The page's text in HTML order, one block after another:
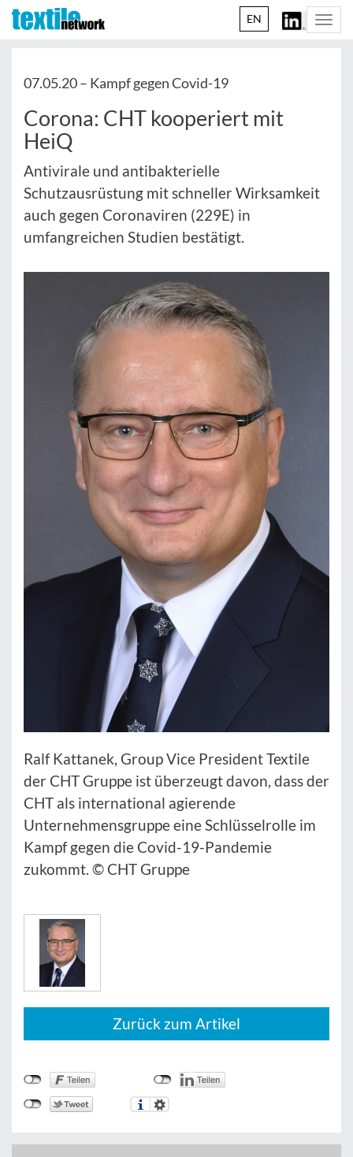
EN
07.05.20 – Kampf gegen Covid-19
Corona: CHT kooperiert mit
HeiQ
Antivirale und antibakterielle
Schutzausrüstung mit schneller Wirksamkeit
auch gegen Coronaviren (229E) in
umfangreichen Studien bestätigt.
Ralf Kattanek, Group Vice President Textile
der CHT Gruppe ist überzeugt davon, dass der
CHT als international agierende
Unternehmensgruppe eine Schlüsselrolle im
Kampf gegen die Covid-19-Pandemie
zukommt. © CHT Gruppe
Zurück zum Artikel